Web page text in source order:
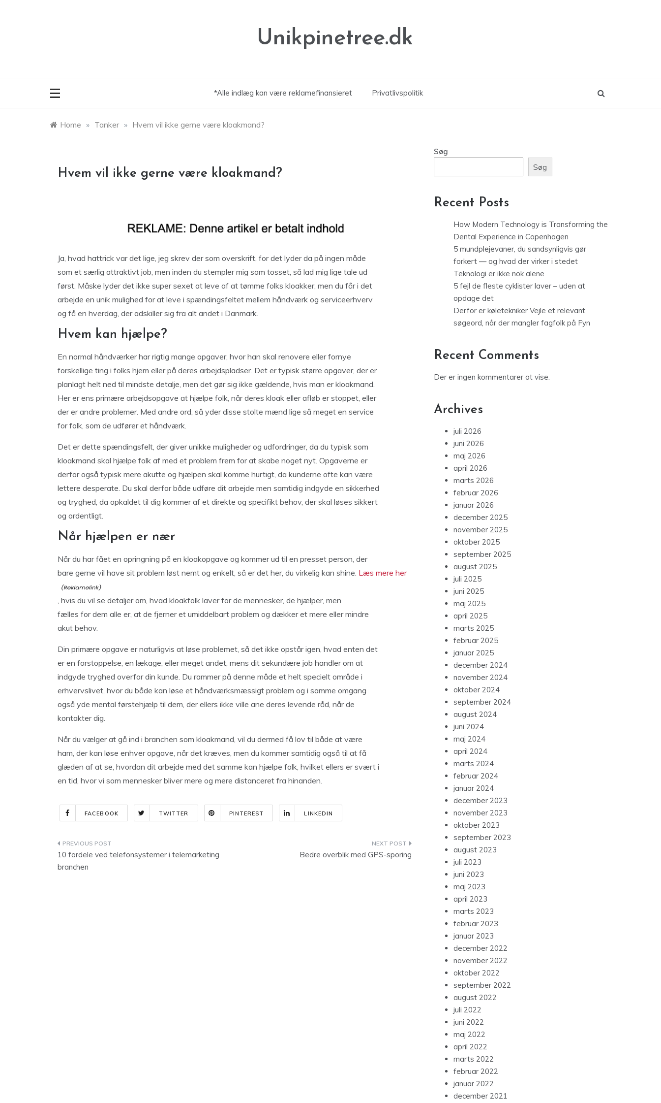
Unikpinetree.dk
*Alle indlæg kan være reklamefinansieret Privatlivspolitik
Home » Tanker » Hvem vil ikke gerne være kloakmand?
Hvem vil ikke gerne være kloakmand?
Ja, hvad hattrick var det lige, jeg skrev der som overskrift, for det lyder da på ingen måde
som et særlig attraktivt job, men inden du stempler mig som tosset, så lad mig lige tale ud
først. Måske lyder det ikke super sexet at leve af at tømme folks kloakker, men du får i det
arbejde en unik mulighed for at leve i spændingsfeltet mellem håndværk og serviceerhverv
og få en hverdag, der adskiller sig fra alt andet i Danmark.
Hvem kan hjælpe?
En normal håndværker har rigtig mange opgaver, hvor han skal renovere eller fornye
forskellige ting i folks hjem eller på deres arbejdspladser. Det er typisk større opgaver, der er
planlagt helt ned til mindste detalje, men det gør sig ikke gældende, hvis man er kloakmand.
Her er ens primære arbejdsopgave at hjælpe folk, når deres kloak eller afløb er stoppet, eller
der er andre problemer. Med andre ord, så yder disse stolte mænd lige så meget en service
for folk, som de udfører et håndværk.
Det er dette spændingsfelt, der giver unikke muligheder og udfordringer, da du typisk som
kloakmand skal hjælpe folk af med et problem frem for at skabe noget nyt. Opgaverne er
derfor også typisk mere akutte og hjælpen skal komme hurtigt, da kunderne ofte kan være
lettere desperate. Du skal derfor både udføre dit arbejde men samtidig indgyde en sikkerhed
og tryghed, da opkaldet til dig kommer af et direkte og specifikt behov, der skal løses sikkert
og ordentligt.
Når hjælpen er nær
Når du har fået en opringning på en kloakopgave og kommer ud til en presset person, der
bare gerne vil have sit problem løst nemt og enkelt, så er det her, du virkelig kan shine. Læs mere her
, hvis du vil se detaljer om, hvad kloakfolk laver for de mennesker, de hjælper, men
fælles for dem alle er, at de fjerner et umiddelbart problem og dækker et mere eller mindre
akut behov.
Din primære opgave er naturligvis at løse problemet, så det ikke opstår igen, hvad enten det
er en forstoppelse, en lækage, eller meget andet, mens dit sekundære job handler om at
indgyde tryghed overfor din kunde. Du rammer på denne måde et helt specielt område i
erhvervslivet, hvor du både kan løse et håndværksmæssigt problem og i samme omgang
også yde mental førstehjælp til dem, der ellers ikke ville ane deres levende råd, når de
kontakter dig.
Når du vælger at gå ind i branchen som kloakmand, vil du dermed få lov til både at være
ham, der kan løse enhver opgave, når det kræves, men du kommer samtidig også til at få
glæden af at se, hvordan dit arbejde med det samme kan hjælpe folk, hvilket ellers er svært i
en tid, hvor vi som mennesker bliver mere og mere distanceret fra hinanden.
FACEBOOK TWITTER PINTEREST LINKEDIN
Indlægsnavigation
10 fordele ved telefonsystemer i telemarketing
branchen
Bedre overblik med GPS-sporing
Søg
Søg
Recent Posts
How Modern Technology is Transforming the
Dental Experience in Copenhagen
5 mundplejevaner, du sandsynligvis gør
forkert — og hvad der virker i stedet
Teknologi er ikke nok alene
5 fejl de fleste cyklister laver – uden at
opdage det
Derfor er køletekniker Vejle et relevant
søgeord, når der mangler fagfolk på Fyn
Recent Comments
Der er ingen kommentarer at vise.
Archives
juli 2026
juni 2026
maj 2026
april 2026
marts 2026
februar 2026
januar 2026
december 2025
november 2025
oktober 2025
september 2025
august 2025
juli 2025
juni 2025
maj 2025
april 2025
marts 2025
februar 2025
januar 2025
december 2024
november 2024
oktober 2024
september 2024
august 2024
juni 2024
maj 2024
april 2024
marts 2024
februar 2024
januar 2024
december 2023
november 2023
oktober 2023
september 2023
august 2023
juli 2023
juni 2023
maj 2023
april 2023
marts 2023
februar 2023
januar 2023
december 2022
november 2022
oktober 2022
september 2022
august 2022
juli 2022
juni 2022
maj 2022
april 2022
marts 2022
februar 2022
januar 2022
december 2021